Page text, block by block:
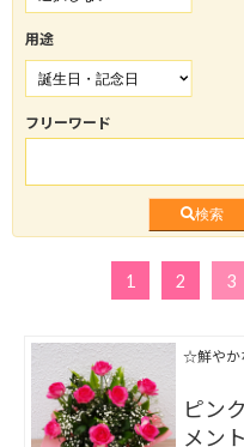
用途
フリーワード
検索
1 2 3
☆鮮やか
ピン
メント